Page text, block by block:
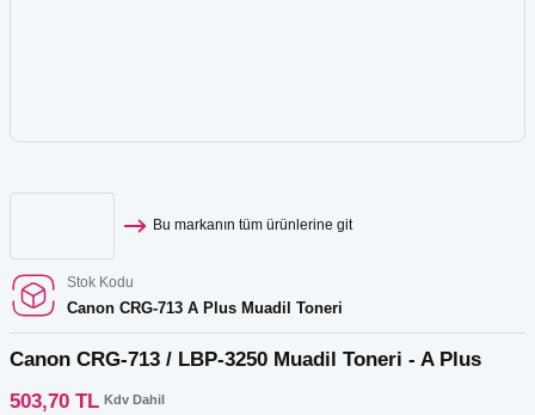
Bu markanın tüm ürünlerine git
Stok Kodu
Canon CRG-713 A Plus Muadil Toneri
Canon CRG-713 / LBP-3250 Muadil Toneri - A Plus
503,70 TL Kdv Dahil